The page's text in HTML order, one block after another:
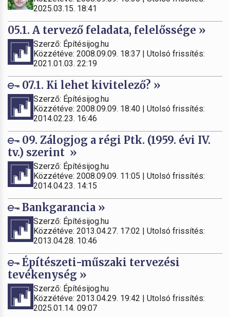
2025.03.15. 18:41
05.1. A tervező feladata, felelőssége »
Szerző: Építésijog.hu
Közzétéve: 2008.09.09. 18:37 | Utolsó frissítés:
2021.01.03. 22:19
07.1. Ki lehet kivitelező? »
Szerző: Építésijog.hu
Közzétéve: 2008.09.09. 18:40 | Utolsó frissítés:
2014.02.23. 16:46
09. Zálogjog a régi Ptk. (1959. évi IV.
tv.) szerint »
Szerző: Építésijog.hu
Közzétéve: 2008.09.09. 11:05 | Utolsó frissítés:
2014.04.23. 14:15
Bankgarancia »
Szerző: Építésijog.hu
Közzétéve: 2013.04.27. 17:02 | Utolsó frissítés:
2013.04.28. 10:46
Építészeti-műszaki tervezési
tevékenység »
Szerző: Építésijog.hu
Közzétéve: 2013.04.29. 19:42 | Utolsó frissítés:
2025.01.14. 09:07